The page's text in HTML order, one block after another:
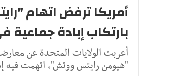
أمريكا ترفض اتهام
بارتكاب إبادة جماعية
أعربت الولايات المتحدة عن
"هيومن رايتس ووتش"، اتهمت فيه